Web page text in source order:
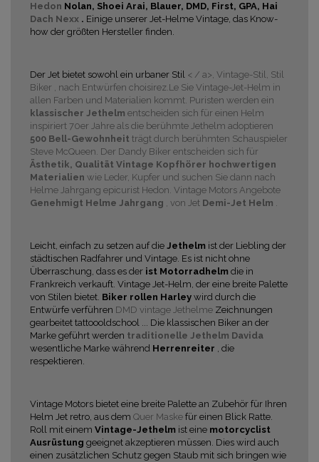
Hedon Nolan, Shoei Arai, Blauer, DMD, First, GPA, Hai
Dach Nexx . Einige unserer Jet-Helme Vintage, das Know-
how der größten Hersteller finden.
Der Jet bietet sowohl ein urbaner Stil < / a>, Vintage-Stil, Stil
Biker , nach Entwürfen choisirez.Le Sie Vintage-Jet-Helm in
allen Farben und Materialien kommt. Puristen werden ein
klassischer Jethelm entscheiden sich für einen Helm
inspiriert 70er Jahre als die berühmte Jethelm adoptieren
500 Bell-Gewohnheit trägt durch berühmten Schauspieler
Steve McQueen. Der Dandy Biker entscheiden sich für
Ästhetik, Qualität Vintage Kopfhörer hochwertigen
Materialien wie Leder, Kupfer und suchen Sie dann nach
Helme Jahrgang epicurist Hedon. Vintage Motors Angebote
Genehmigt Helme Jahrgang , von Jet Demi-Jet Helm .
Leicht, einfach zu setzen auf die Jethelm ist der Liebling der
städtischen Radfahrer und Vintage. Es ist nicht ohne
Überraschung, dass es der ist Motorradhelm die in
Frankreich verkauft. Vintage Jet-Helm, der eine breite Palette
von Stilen bietet. Biker rollen Harley wird durch die
Entwürfe verführen DMD vintage Jethelme Zeichnungen
gearbeitet tattoooldschool ... Die klassischen Biker an der
Marke geführt werden traditionelle Jethelm Davida
wesentliche Marke während Herrenreiter , die
respektieren.
Vintage Motors bietet eine breite Palette an Zubehör für Ihren
Helm Jet retro, aus dem Quer Maske für einen Blick Ratte.
Roll mit einem Vintage-Jethelm ist eine motorcyclist
Ausrüstung geeignet akzeptieren müssen. Dies wird auch
einen zusätzlichen Schutz gegen Staub mit sich bringen wie